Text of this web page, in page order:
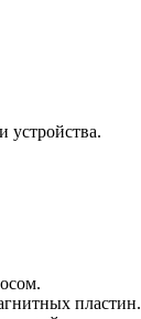
устройства.
пластин.